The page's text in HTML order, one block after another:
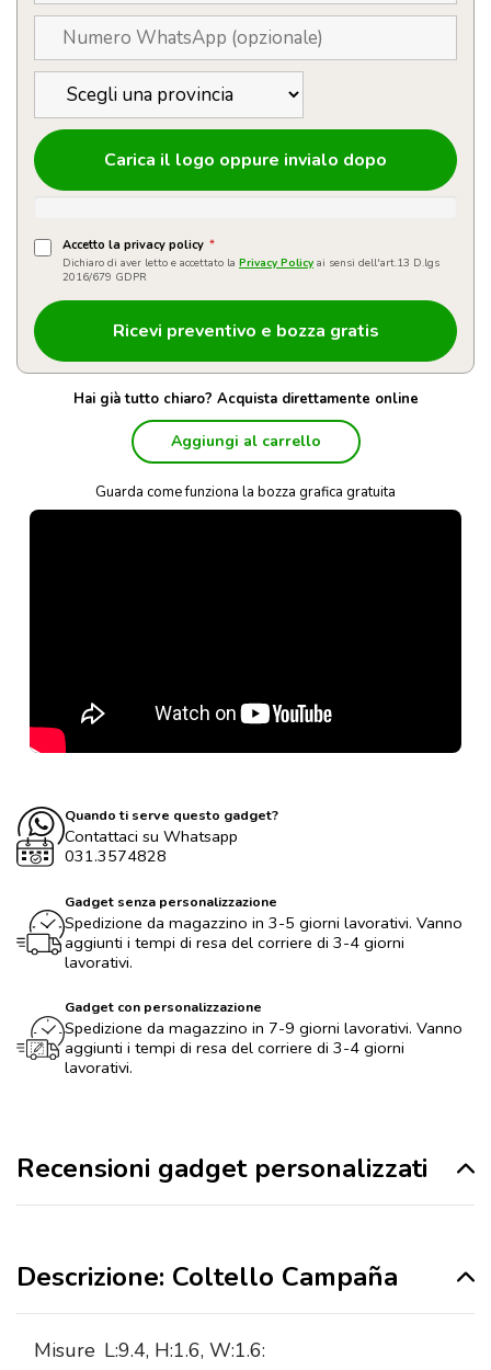
Carica il logo oppure invialo dopo
Accetto la privacy policy *
Dichiaro di aver letto e accettato la Privacy Policy ai sensi dell'art.13 D.lgs
2016/679 GDPR
Hai già tutto chiaro? Acquista direttamente online
Aggiungi al carrello
Guarda come funziona la bozza grafica gratuita
Quando ti serve questo gadget?
Contattaci su Whatsapp
031.3574828
Gadget senza personalizzazione
Spedizione da magazzino in 3-5 giorni lavorativi. Vanno
aggiunti i tempi di resa del corriere di 3-4 giorni
lavorativi.
Gadget con personalizzazione
Spedizione da magazzino in 7-9 giorni lavorativi. Vanno
aggiunti i tempi di resa del corriere di 3-4 giorni
lavorativi.
Recensioni gadget personalizzati
Descrizione: Coltello Campaña
Misure L:9.4, H:1.6, W:1.6: